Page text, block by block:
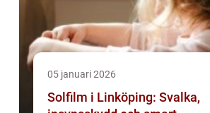
05 januari 2026
Solfilm i Linköping: Svalka,